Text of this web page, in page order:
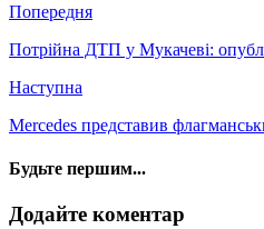
Попередня
Потрійна ДТП у Мукачеві:
Наступна
Mercedes представив
Будьте першим...
Додайте коментар